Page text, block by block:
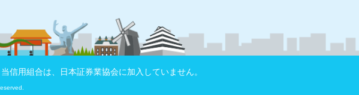
用組合は、日本証券業協会に加入していません。